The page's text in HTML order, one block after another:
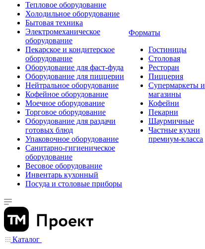
Тепловое оборудование
Холодильное оборудование
Бытовая техника
Электромеханическое
оборудование
Пекарское и кондитерское
оборудование
Оборудование для фаст-фуда
Оборудование для пиццерии
Нейтральное оборудование
Кофейное оборудование
Моечное оборудование
Торговое оборудование
Оборудование для раздачи
готовых блюд
Упаковочное оборудование
Санитарно-гигиеническое
оборудование
Весовое оборудование
Инвентарь кухонный
Посуда и столовые приборы
Форматы
Гостиницы
Столовая
Ресторан
Пиццерия
Супермаркеты и
магазины
Кофейни
Пекарни
Шаурмичные
Частные кухни
премиум-класса
Каталог